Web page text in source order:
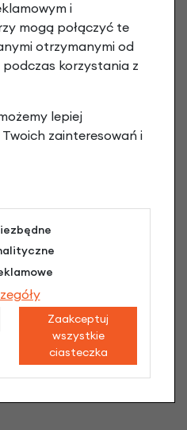
dodatkowego
do szerokich
odporności na
do jazdy z sakwami i
mogą liczyć na
w trakcie jazdy
więcej, bogata oferta
cieszą się uznaniem
MTB, jak i osób
trekkingowe.
i
mogą połączyć te
otrzymanymi od
podczas korzystania z
lepiej
zainteresowań i
Zaakceptuj
wszystkie
ciasteczka